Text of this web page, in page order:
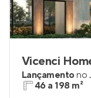
Vicenci
Lançamentono
46 a 198 m²